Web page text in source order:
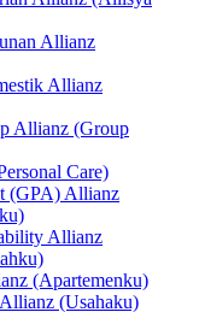
Allianz
Allianz
Allianz (Group
Care)
(GPA) Allianz
Allianz
(Apartemenku)
(Usahaku)